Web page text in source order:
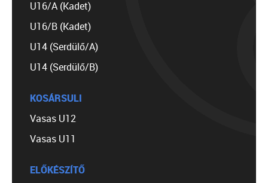
U16/A (Kadet)
U16/B (Kadet)
U14 (Serdülő/A)
U14 (Serdülő/B)
KOSÁRSULI
Vasas U12
Vasas U11
ELŐKÉSZÍTŐ